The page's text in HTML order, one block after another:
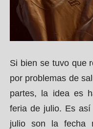
Si bien se tuvo que
por problemas de
partes, la idea es
feria de julio. Es
julio son la fecha